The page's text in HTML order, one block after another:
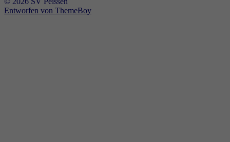
Entworfen von ThemeBoy